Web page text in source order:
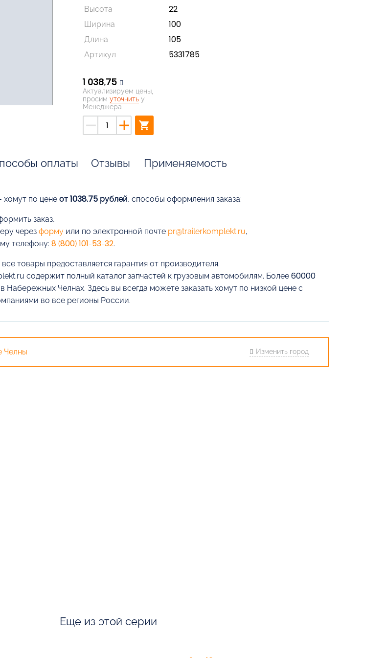
Высота
22
Ширина
100
Длина
105
Артикул
5331785
1 038,75
Актуализируем цены,
просим уточнитьу
Менеджера
remove add shopping_cart
оплаты Отзывы Применяемость
хомут по цене от 1038.75 рублей, способы оформления заказа:
заказ,
через формуили по электронной почте pr@trailerkomplekt.ru,
телефону: 8 (800) 101-53-32.
товары предоставляется гарантия от производителя.
содержит полный каталог запчастей к грузовым автомобилям. Более 60000
Набережных Челнах. Здесь вы всегда можете заказать хомут по низкой цене с
во все регионы России.
Челны Изменить город
Еще из этой серии